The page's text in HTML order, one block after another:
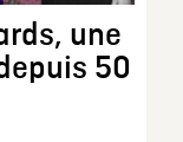
une
50